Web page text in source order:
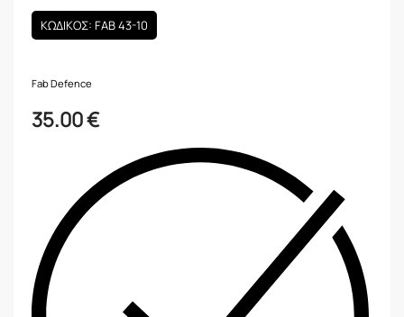
ΚΩΔΙΚΟΣ: FAB 43-10
Fab Defence
35.00€